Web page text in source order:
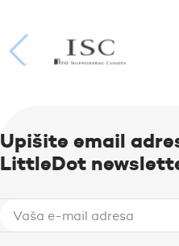
Upišite email
LittleDot